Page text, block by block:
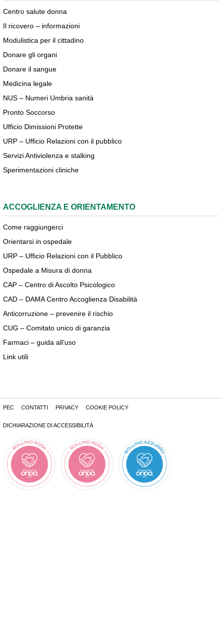
Centro salute donna
Il ricovero – informazioni
Modulistica per il cittadino
Donare gli organi
Donare il sangue
Medicina legale
NUS – Numeri Umbria sanità
Pronto Soccorso
Ufficio Dimissioni Protette
URP – Ufficio Relazioni con il pubblico
Servizi Antiviolenza e stalking
Sperimentazioni cliniche
ACCOGLIENZA E ORIENTAMENTO
Come raggiungerci
Orientarsi in ospedale
URP – Ufficio Relazioni con il Pubblico
Ospedale a Misura di donna
CAP – Centro di Ascolto Psicologico
CAD – DAMA Centro Accoglienza Disabilità
Anticorruzione – prevenire il rischio
CUG – Comitato unico di garanzia
Farmaci – guida all’uso
Link utili
PEC CONTATTI PRIVACY COOKIE POLICY
DICHIARAZIONE DI ACCESSIBILITÀ